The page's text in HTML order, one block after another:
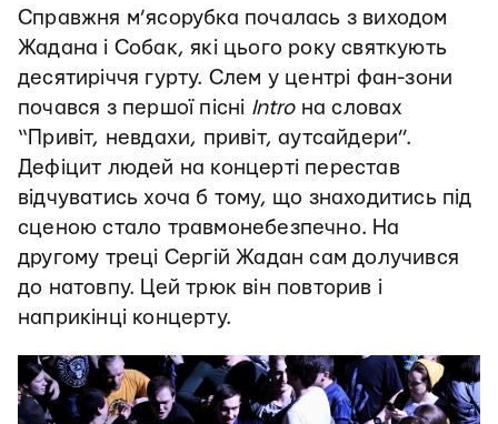
Справжня м’ясорубка почалась з виходом
Жадана і Собак, які цього року святкують
десятиріччя гурту. Слем у центрі фан-зони
почався з першої пісні Introна словах
“Привіт, невдахи, привіт, аутсайдери”.
Дефіцит людей на концерті перестав
відчуватись хоча б тому, що знаходитись під
сценою стало травмонебезпечно. На
другому треці Сергій Жадан сам долучився
до натовпу. Цей трюк він повторив і
наприкінці концерту.